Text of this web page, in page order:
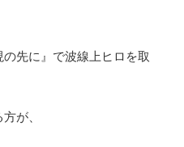
先に』で波線上ヒロを取
が、